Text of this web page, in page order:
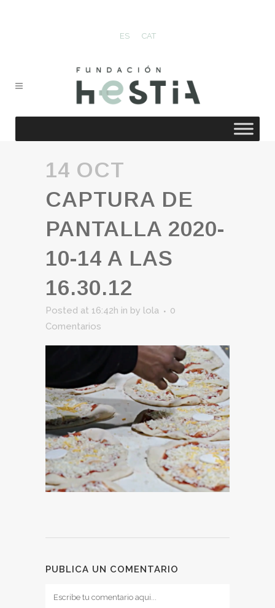
ES CAT
14 OCT
CAPTURA DE
PANTALLA 2020-
10-14 A LAS
16.30.12
Posted at 16:42h in by lola
0
Comentarios
PUBLICA UN COMENTARIO